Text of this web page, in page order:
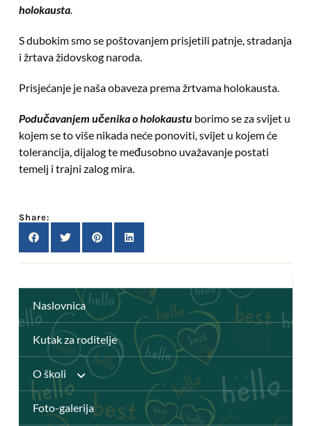
Naslovnica
Kutak za roditelje
O školi
Anž Frankopan
Foto-galerija
holokausta.
S dubokim smo se poštovanjem prisjetili patnje, stradanja
i žrtava židovskog naroda.
Prisjećanje je naša obaveza prema žrtvama holokausta.
Podučavanjem učenika o holokaustuborimo se za svijet u
kojem se to više nikada neće ponoviti, svijet u kojem će
tolerancija, dijalog te međusobno uvažavanje postati
temelj i trajni zalog mira.
Share: